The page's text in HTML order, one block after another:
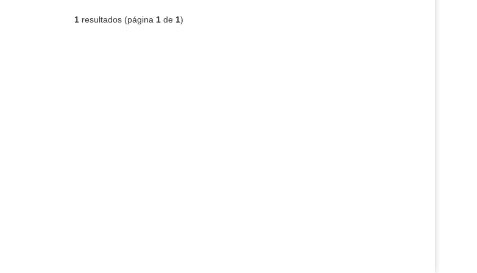
1resultados (página 1de 1)